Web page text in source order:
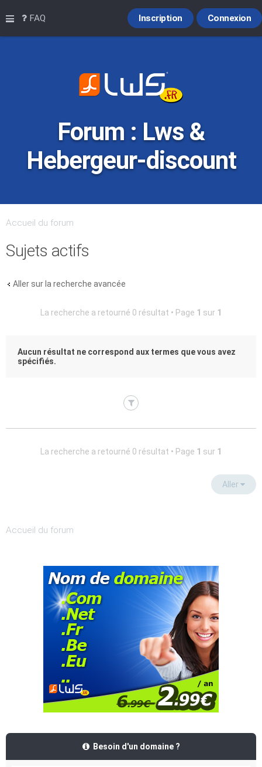
Raccourcis
FAQ Connexion
Inscription
Forum : Lws &
Hebergeur-discount
Accueil du forum
Sujets actifs
Aller sur la recherche avancée
La recherche a retourné 0 résultat • Page 1 sur 1
Aucun résultat ne correspond aux termes que vous avez
spécifiés.
La recherche a retourné 0 résultat • Page 1 sur 1
Aller
Accueil du forum
Besoin d'un domaine ?